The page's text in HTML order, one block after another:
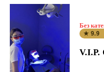
Без
★ 9.9
V.I.P.